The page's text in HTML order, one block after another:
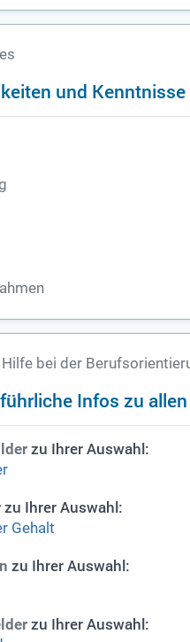
und
bei der
Infos zu
zu Ihrer Auswahl:
zu Ihrer Auswahl:
Gehalt
zu Ihrer Auswahl:
zu Ihrer Auswahl: